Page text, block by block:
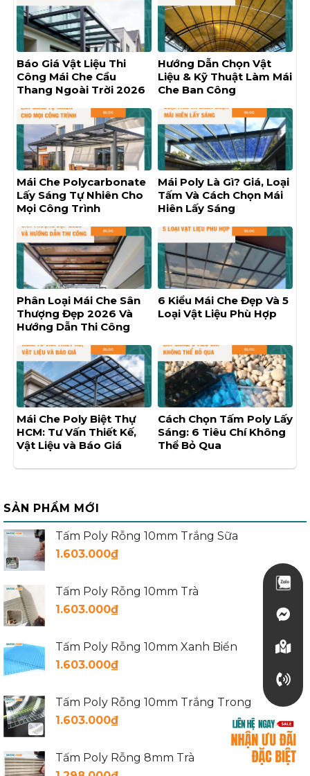
Báo Giá Vật Liệu Thi
Công Mái Che Cầu
Thang Ngoài Trời 2026
Hướng Dẫn Chọn Vật
Liệu & Kỹ Thuật Làm Mái
Che Ban Công
Mái Che Polycarbonate
Lấy Sáng Tự Nhiên Cho
Mọi Công Trình
Mái Poly Là Gì? Giá, Loại
Tấm Và Cách Chọn Mái
Hiên Lấy Sáng
Phân Loại Mái Che Sân
Thượng Đẹp 2026 Và
Hướng Dẫn Thi Công
6 Kiểu Mái Che Đẹp Và 5
Loại Vật Liệu Phù Hợp
Mái Che Poly Biệt Thự
HCM: Tư Vấn Thiết Kế,
Vật Liệu và Báo Giá
Cách Chọn Tấm Poly Lấy
Sáng: 6 Tiêu Chí Không
Thể Bỏ Qua
SẢN PHẨM MỚI
Tấm Poly Rỗng 10mm Trắng Sữa
1.603.000₫
Tấm Poly Rỗng 10mm Trà
1.603.000₫
Tấm Poly Rỗng 10mm Xanh Biển
1.603.000₫
Tấm Poly Rỗng 10mm Trắng Trong
1.603.000₫
Tấm Poly Rỗng 8mm Trà